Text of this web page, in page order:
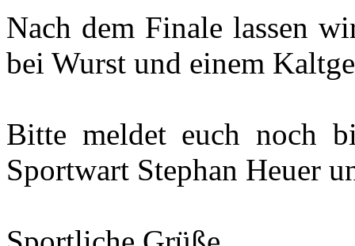
Nach dem Finale lassen
bei Wurst und einem
Bitte meldet euch noch
Sportwart Stephan Heuer